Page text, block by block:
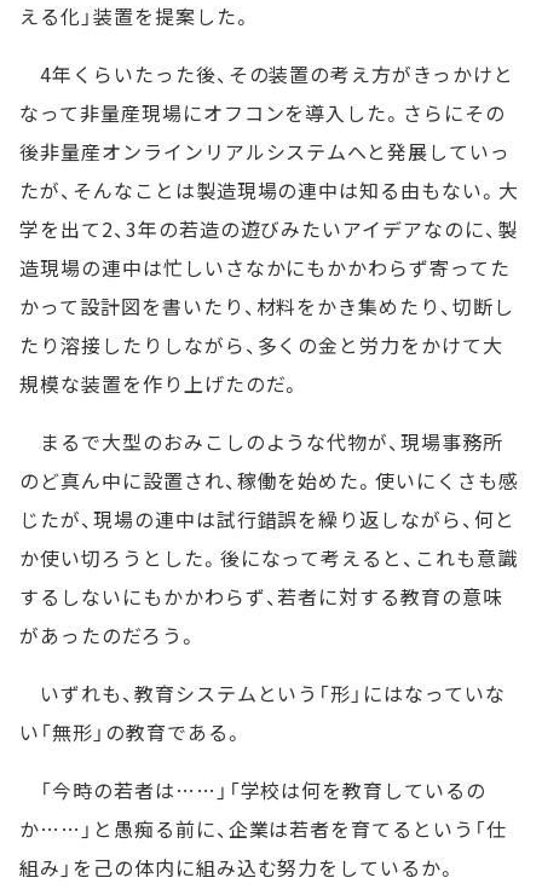
える化」装置を提案した。
4年くらいたった後、その装置の考え方がきっかけと
なって非量産現場にオフコンを導入した。さらにその
後非量産オンラインリアルシステムへと発展していっ
たが、そんなことは製造現場の連中は知る由もない。大
学を出て2、3年の若造の遊びみたいアイデアなのに、製
造現場の連中は忙しいさなかにもかかわらず寄ってた
かって設計図を書いたり、材料をかき集めたり、切断し
たり溶接したりしながら、多くの金と労力をかけて大
規模な装置を作り上げたのだ。
まるで大型のおみこしのような代物が、現場事務所
のど真ん中に設置され、稼働を始めた。使いにくさも感
じたが、現場の連中は試行錯誤を繰り返しながら、何と
か使い切ろうとした。後になって考えると、これも意識
するしないにもかかわらず、若者に対する教育の意味
があったのだろう。
いずれも、教育システムという「形」にはなっていな
い「無形」の教育である。
「今時の若者は……」「学校は何を教育しているの
か……」と愚痴る前に、企業は若者を育てるという「仕
組み」を己の体内に組み込む努力をしているか。